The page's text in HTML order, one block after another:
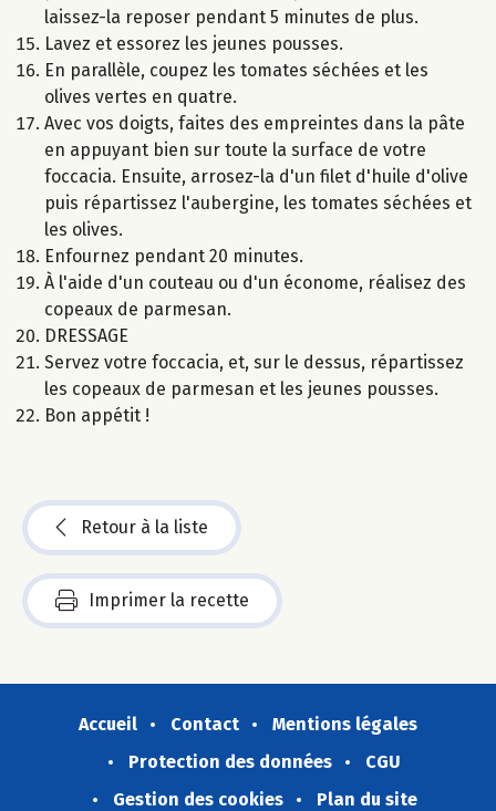
laissez-la reposer pendant 5 minutes de plus.
Lavez et essorez les jeunes pousses.
En parallèle, coupez les tomates séchées et les
olives vertes en quatre.
Avec vos doigts, faites des empreintes dans la pâte
en appuyant bien sur toute la surface de votre
foccacia. Ensuite, arrosez-la d'un filet d'huile d'olive
puis répartissez l'aubergine, les tomates séchées et
les olives.
Enfournez pendant 20 minutes.
À l'aide d'un couteau ou d'un économe, réalisez des
copeaux de parmesan.
DRESSAGE
Servez votre foccacia, et, sur le dessus, répartissez
les copeaux de parmesan et les jeunes pousses.
Bon appétit !
Retour à la liste
Imprimer la recette
Accueil Contact
Mentions légales
Protection des données
CGU
Gestion des cookies
Plan du site